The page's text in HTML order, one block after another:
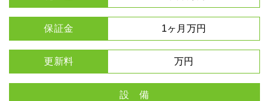
保証金 1ヶ月万円
更新料 万円
設 備